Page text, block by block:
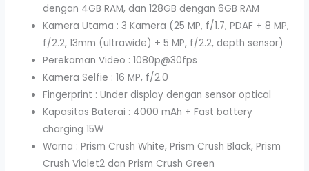
dengan 4GB RAM, dan 128GB dengan 6GB RAM
Kamera Utama : 3 Kamera (25 MP, f/1.7, PDAF + 8 MP,
f/2.2, 13mm (ultrawide) + 5 MP, f/2.2, depth sensor)
Perekaman Video : 1080p@30fps
Kamera Selfie : 16 MP, f/2.0
Fingerprint : Under display dengan sensor optical
Kapasitas Baterai : 4000 mAh + Fast battery
charging 15W
Warna : Prism Crush White, Prism Crush Black, Prism
Crush Violet2 dan Prism Crush Green